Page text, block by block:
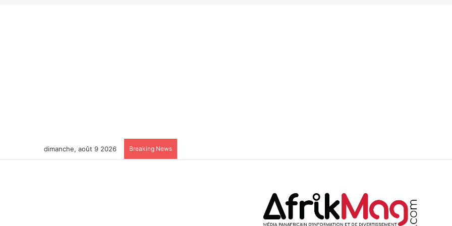
dimanche, août 9 2026 Breaking News